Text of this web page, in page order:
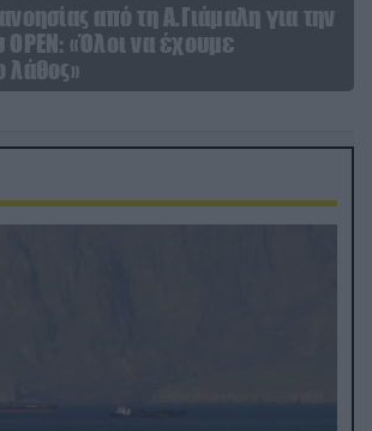
από τη Α.Γιάμαλη για την
ΟΡΕΝ: «Όλοι να έχουμε
λάθος»